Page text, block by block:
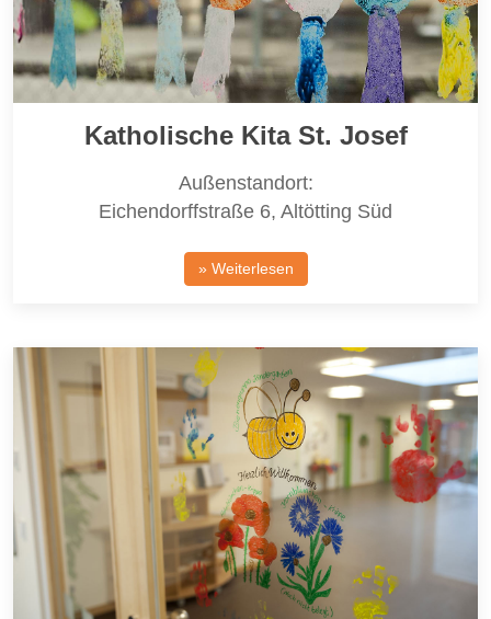
Katholische Kita St. Josef
Außenstandort:
Eichendorffstraße 6, Altötting Süd
» Weiterlesen